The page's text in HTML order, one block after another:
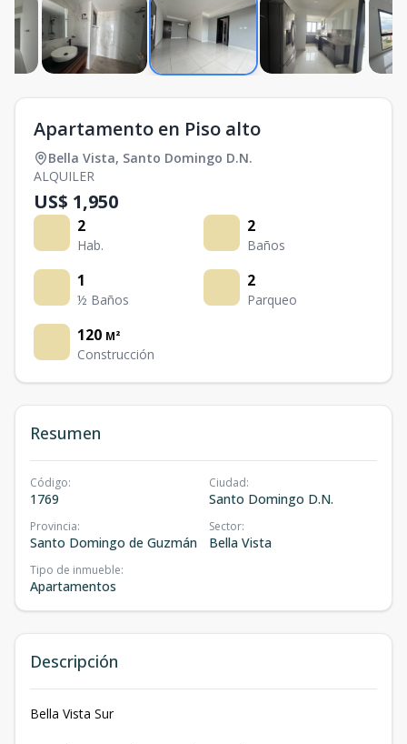
Apartamento en Piso alto
Bella Vista, Santo Domingo D.N.
ALQUILER
US$ 1,950
2
Hab.
2
Baños
1
½ Baños
2
Parqueo
120 M²
Construcción
Resumen
Código:
1769
Ciudad:
Santo Domingo D.N.
Provincia:
Santo Domingo de Guzmán
Sector:
Bella Vista
Tipo de inmueble:
Apartamentos
Descripción
Bella Vista Sur